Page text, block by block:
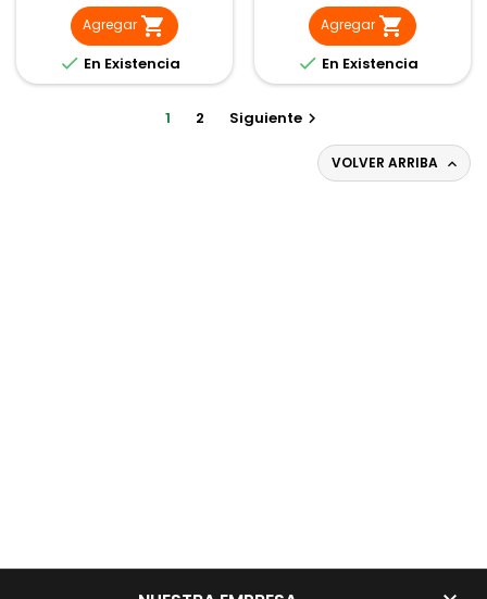
Agregar 
 En Existencia
Agregar 
 En Existencia
1 2 Siguiente 
VOLVER ARRIBA 